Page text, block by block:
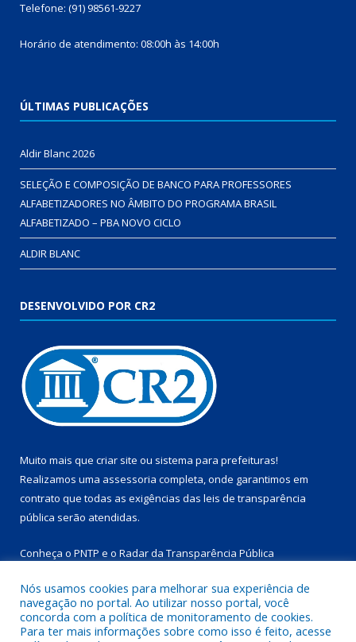
Telefone: (91) 98561-9227
Horário de atendimento: 08:00h às 14:00h
ÚLTIMAS PUBLICAÇÕES
Aldir Blanc 2026
SELEÇÃO E COMPOSIÇÃO DE BANCO PARA PROFESSORES
ALFABETIZADORES NO ÂMBITO DO PROGRAMA BRASIL
ALFABETIZADO – PBA NOVO CICLO
ALDIR BLANC
DESENVOLVIDO POR CR2
Muito mais que criar site ou sistema para prefeituras!
Realizamos uma assessoria completa, onde garantimos em
contrato que todas as exigências das leis de transparência
pública serão atendidas.
Conheça o PNTP e o Radar da Transparência Pública
Todos os direitos reservados a Prefeitura Municipal de
Nós usamos cookies para melhorar sua experiência de
navegação no portal. Ao utilizar nosso portal, você
concorda com a política de monitoramento de cookies.
Para ter mais informações sobre como isso é feito, acesse